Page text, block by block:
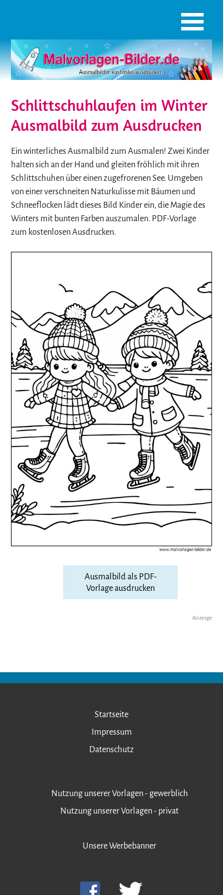
Schlittschuhlaufen im Winter
Ausmalbild zum Ausdrucken
Ein winterliches Ausmalbild zum Ausmalen! Zwei Kinder
halten sich an der Hand und gleiten fröhlich mit ihren
Schlittschuhen über einen zugefrorenen See. Umgeben
von einer verschneiten Naturkulisse mit Bäumen und
Schneeflocken lädt dieses Bild Kinder ein, die Magie des
Winters mit bunten Farben auszumalen. PDF-Vorlage
zum kostenlosen Ausdrucken.
Ausmalbild als PDF-
Vorlage ausdrucken
Anzeige
Startseite
Impressum
Datenschutz
Nutzung unserer Vorlagen - gewerblich
Nutzung unserer Vorlagen - privat
Unsere Werbebanner